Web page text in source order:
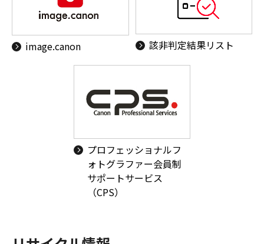
image.canon 該非判定結果リスト
プロフェッショナルフ
ォトグラファー会員制
サポートサービス
（CPS）